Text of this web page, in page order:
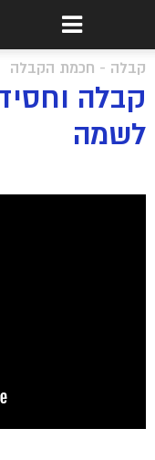
קבלה - חכמת הקבלה
קבלה
לשמה